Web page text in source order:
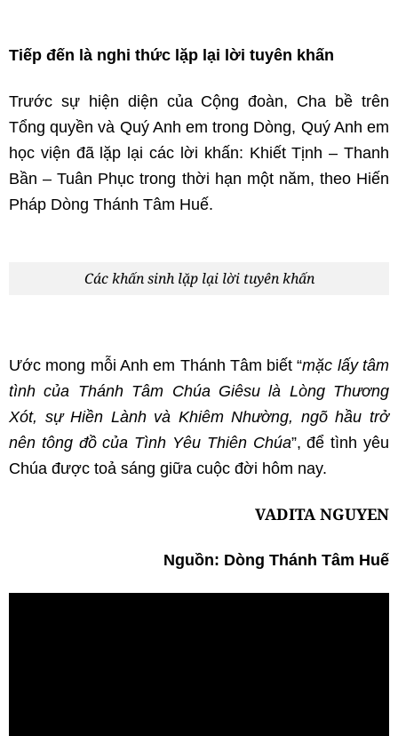
Tiếp đến là nghi thức lặp lại lời tuyên khấn
Trước sự hiện diện của Cộng đoàn, Cha bề trên
Tổng quyền và Quý Anh em trong Dòng, Quý Anh em
học viện đã lặp lại các lời khấn: Khiết Tịnh – Thanh
Bần – Tuân Phục trong thời hạn một năm, theo Hiến
Pháp Dòng Thánh Tâm Huế.
Các khấn sinh lặp lại lời tuyên khấn
Ước mong mỗi Anh em Thánh Tâm biết “mặc lấy tâm
tình của Thánh Tâm Chúa Giêsu là Lòng Thương
Xót, sự Hiền Lành và Khiêm Nhường, ngõ hầu trở
nên tông đồ của Tình Yêu Thiên Chúa”, để tình yêu
Chúa được toả sáng giữa cuộc đời hôm nay.
VADITA NGUYEN
Nguồn: Dòng Thánh Tâm Huế